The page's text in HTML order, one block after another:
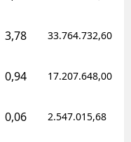
3,78 33.764.732,60
0,94 17.207.648,00
0,06 2.547.015,68